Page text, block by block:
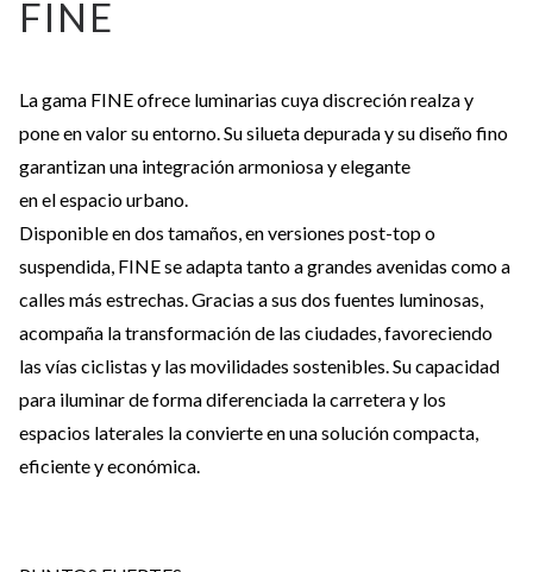
FINE
La gama FINE ofrece luminarias cuya discreción realza y
pone en valor su entorno. Su silueta depurada y su diseño fino
garantizan una integración armoniosa y elegante
en el espacio urbano.
Disponible en dos tamaños, en versiones post-top o
suspendida, FINE se adapta tanto a grandes avenidas como a
calles más estrechas. Gracias a sus dos fuentes luminosas,
acompaña la transformación de las ciudades, favoreciendo
las vías ciclistas y las movilidades sostenibles. Su capacidad
para iluminar de forma diferenciada la carretera y los
espacios laterales la convierte en una solución compacta,
eficiente y económica.